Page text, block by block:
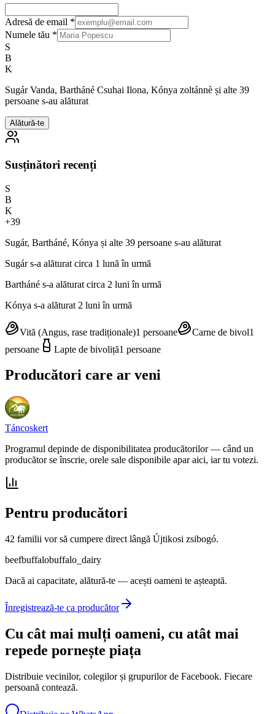
Adresă de email *
Numele tău *
S
B
K
Sugár Vanda, Bartháné Csuhai Ilona, Kónya zoltánnè și alte 39
persoane s-au alăturat
Alătură-te
Susținători recenți
S
B
K
+39
Sugár, Bartháné, Kónya și alte 39 persoane s-au alăturat
Sugár s-a alăturat circa 1 lună în urmă
Bartháné s-a alăturat circa 2 luni în urmă
Kónya s-a alăturat 2 luni în urmă
Vită (Angus, rase tradiționale)1 persoane Carne de bivol1
persoane
Lapte de bivoliță1 persoane
Producători care ar veni
Táncoskert
Programul depinde de disponibilitatea producătorilor — când un
producător se înscrie, orele sale disponibile apar aici, iar tu votezi.
Pentru producători
42 familii vor să cumpere direct lângă Újtikosi zsibogó.
beefbuffalobuffalo_dairy
Dacă ai capacitate, alătură-te — acești oameni te așteaptă.
Înregistrează-te ca producător
Cu cât mai mulți oameni, cu atât mai
repede pornește piața
Distribuie vecinilor, colegilor și grupurilor de Facebook. Fiecare
persoană contează.